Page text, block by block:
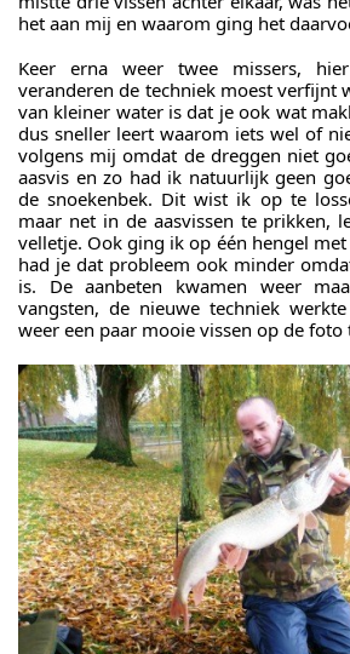
het aan mij en waarom ging het
Keer erna weer twee missers,
veranderen de techniek moest verfijnt
van kleiner water is dat je ook wat
dus sneller leert waarom iets wel of
volgens mij omdat de dreggen niet
aasvis en zo had ik natuurlijk geen
de snoekenbek. Dit wist ik op te
maar net in de aasvissen te prikken,
velletje. Ook ging ik op één hengel
had je dat probleem ook minder
is. De aanbeten kwamen weer
vangsten, de nieuwe techniek
weer een paar mooie vissen op de foto